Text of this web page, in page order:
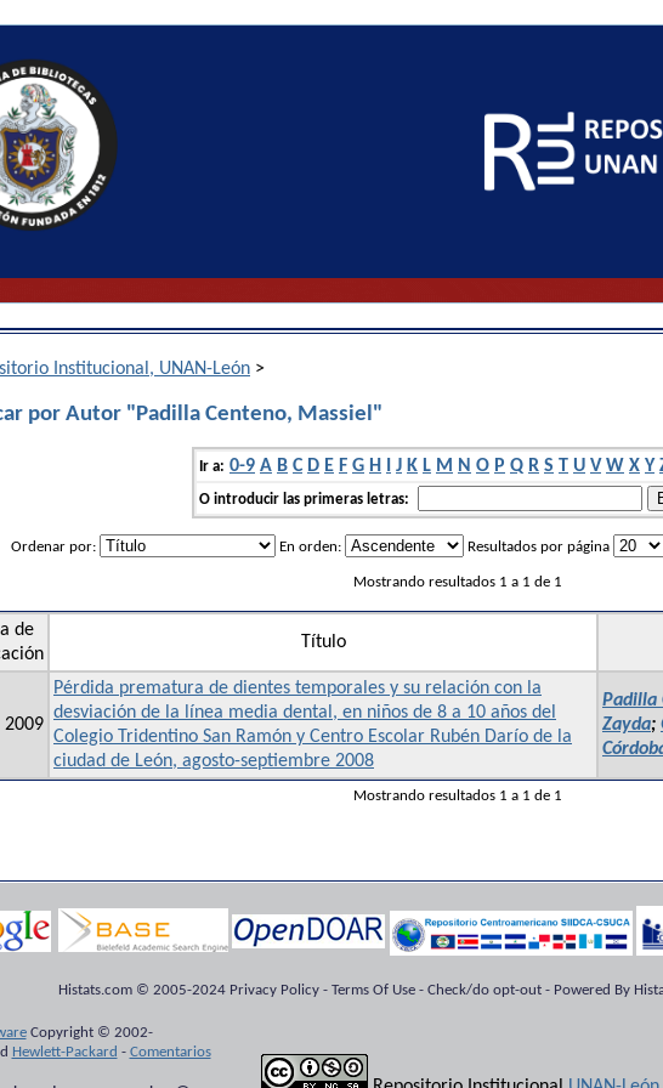
Institucional, UNAN-León >
por Autor "Padilla Centeno, Massiel"
Ir a: 0-9 A B C D E F G H I J K L M N O P Q R S T U V W X Y
O introducir las primeras letras:
Ordenar por: En orden: Resultados por página
Mostrando resultados 1 a 1 de 1
de
Título
2009
Pérdida prematura de dientes temporales y su relación con la
desviación de la línea media dental, en niños de 8 a 10 años del
Colegio Tridentino San Ramón y Centro Escolar Rubén Darío de la
ciudad de León, agosto-septiembre 2008
Padilla
Zayda;
Mostrando resultados 1 a 1 de 1
Histats.com © 2005-2024 Privacy Policy - Terms Of Use - Check/do opt-out - Powered By
Copyright © 2002-
Hewlett-Packard - Comentarios